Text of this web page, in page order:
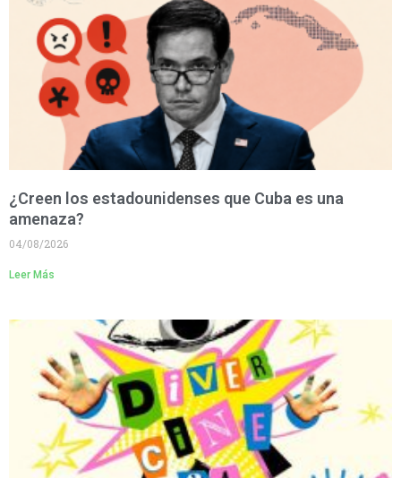
¿Creen los estadounidenses que Cuba es una
amenaza?
04/08/2026
Leer Más